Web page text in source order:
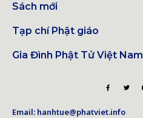
Sách mới
Tạp chí Phật giáo
Gia Đình Phật Tử Việt Nam
Email: hanhtue@phatviet.info